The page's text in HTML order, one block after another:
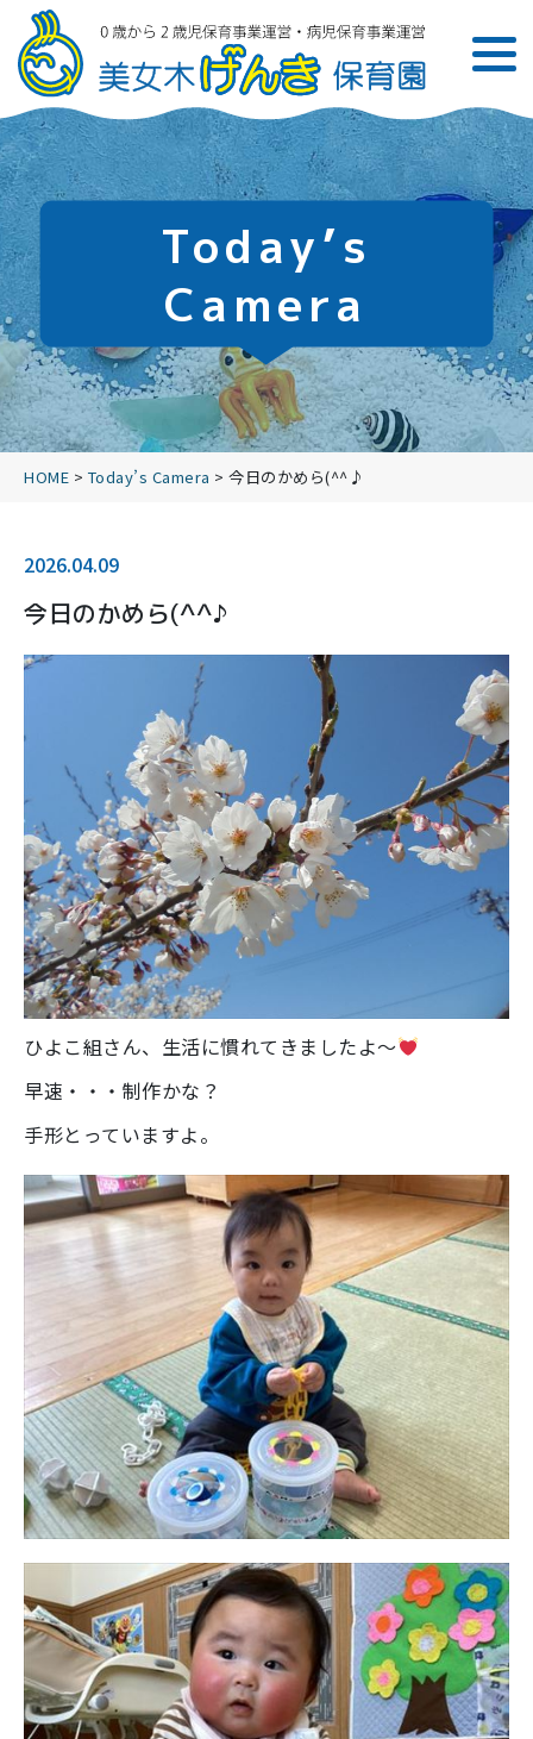
Today’s
Camera
HOME > Today’s Camera > 今日のかめら(^^♪
2026.04.09
今日のかめら(^^♪
ひよこ組さん、生活に慣れてきましたよ～
早速・・・制作かな？
手形とっていますよ。